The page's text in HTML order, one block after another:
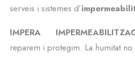
serveis i sistemes d’
IMPERA
reparem i protegim. La humitat